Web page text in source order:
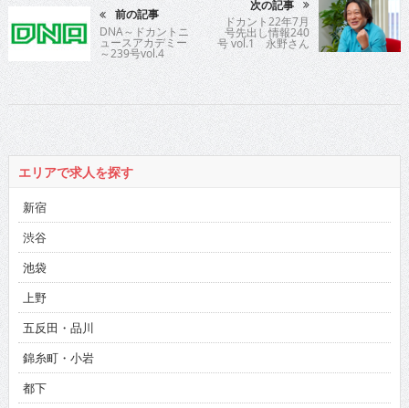
前の記事
DNA～ドカントニ
ュースアカデミー
～239号vol.4
次の記事
ドカント22年7月
号先出し情報240
号 vol.1 永野さん
エリアで求人を探す
新宿
渋谷
池袋
上野
五反田・品川
錦糸町・小岩
都下